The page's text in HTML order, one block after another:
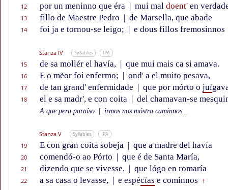
12 por un meninno que éra | mui mal doent' en
13 fillo de Maestre Pedro | de Marsella, que abade
14 foi ja e tornou-se leigo; | e dous fillos fremosinnos
Stanza IV Syllables IPA
15 de sa mollér el havía, | que mui mais ca si amava.
16 E o mẽor foi enfermo; | ond' a el muito pesava,
17 de tan grand' enfermidade | que por mórto o juï
18 el e sa madr', e con coita | del chamavan-se
A que pera paraíso irmos nos móstra caminnos...
Stanza V Syllables IPA
19 E con gran coita sobeja | que a madre del havía
20 comendó-o ao Pórto | que é de Santa María,
21 dizendo que se vivesse, | que lógo en romaría
22 a sa casa o levasse, | e espécïas e cominnos †